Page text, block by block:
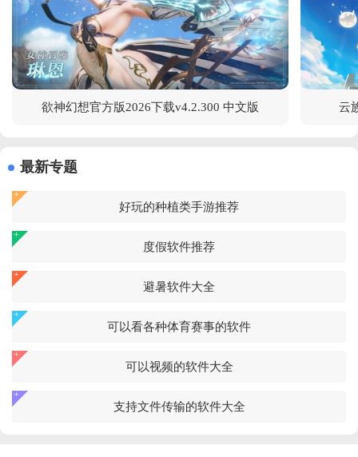
欲神幻想官方版2026下载v4.2.300 中文版 云
最新专题
好玩的种植类手游推荐
度假软件推荐
避暑软件大全
可以看各种体育赛事的软件
可以视频的软件大全
支持文件传输的软件大全